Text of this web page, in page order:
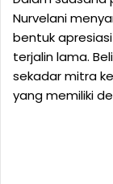
Nurvelani
bentuk
terjalin lama.
sekadar mitra
yang memiliki